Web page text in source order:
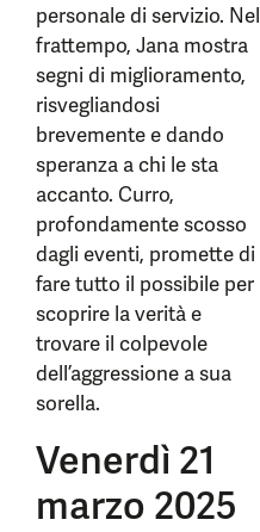
personale di servizio. Nel
frattempo, Jana mostra
segni di miglioramento,
risvegliandosi
brevemente e dando
speranza a chi le sta
accanto. Curro,
profondamente scosso
dagli eventi, promette di
fare tutto il possibile per
scoprire la verità e
trovare il colpevole
dell’aggressione a sua
sorella.
Venerdì 21
marzo 2025